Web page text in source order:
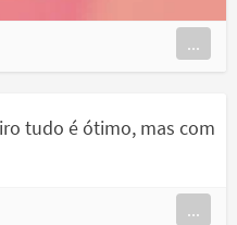
...
tudo é ótimo, mas com
...